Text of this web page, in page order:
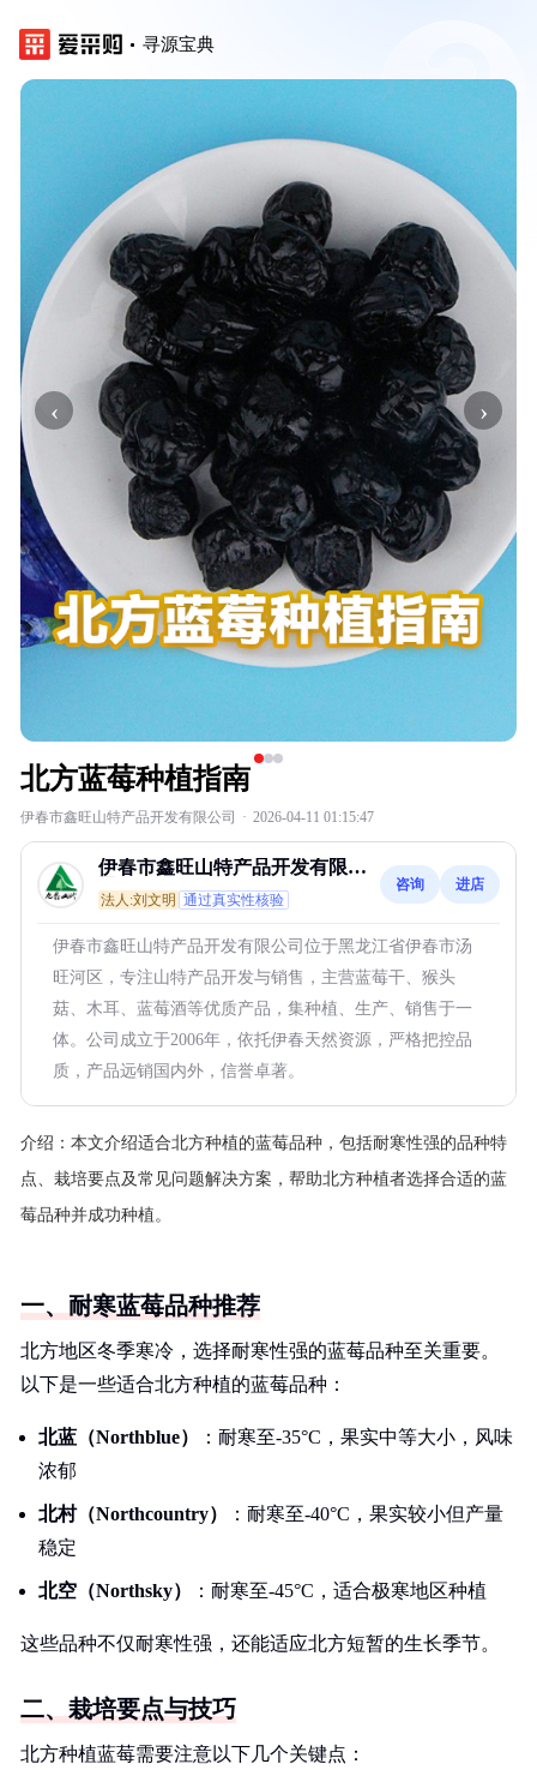
寻源宝典
‹ ›
北方蓝莓种植指南
伊春市鑫旺山特产品开发有限公司 · 2026-04-11 01:15:47
伊春市鑫旺山特产品开发有限公
司
法人:刘文明 通过真实性核验
咨询 进店
伊春市鑫旺山特产品开发有限公司位于黑龙江省伊春市汤
旺河区，专注山特产品开发与销售，主营蓝莓干、猴头
菇、木耳、蓝莓酒等优质产品，集种植、生产、销售于一
体。公司成立于2006年，依托伊春天然资源，严格把控品
质，产品远销国内外，信誉卓著。
介绍： 本文介绍适合北方种植的蓝莓品种，包括耐寒性强的品种特
点、栽培要点及常见问题解决方案，帮助北方种植者选择合适的蓝
莓品种并成功种植。
一、耐寒蓝莓品种推荐
北方地区冬季寒冷，选择耐寒性强的蓝莓品种至关重要。
以下是一些适合北方种植的蓝莓品种：
北蓝（Northblue）
：耐寒至-35°C，果实中等大小，风味
浓郁
北村（Northcountry）
：耐寒至-40°C，果实较小但产量
稳定
北空（Northsky） ：耐寒至-45°C，适合极寒地区种植
这些品种不仅耐寒性强，还能适应北方短暂的生长季节。
二、栽培要点与技巧
北方种植蓝莓需要注意以下几个关键点：